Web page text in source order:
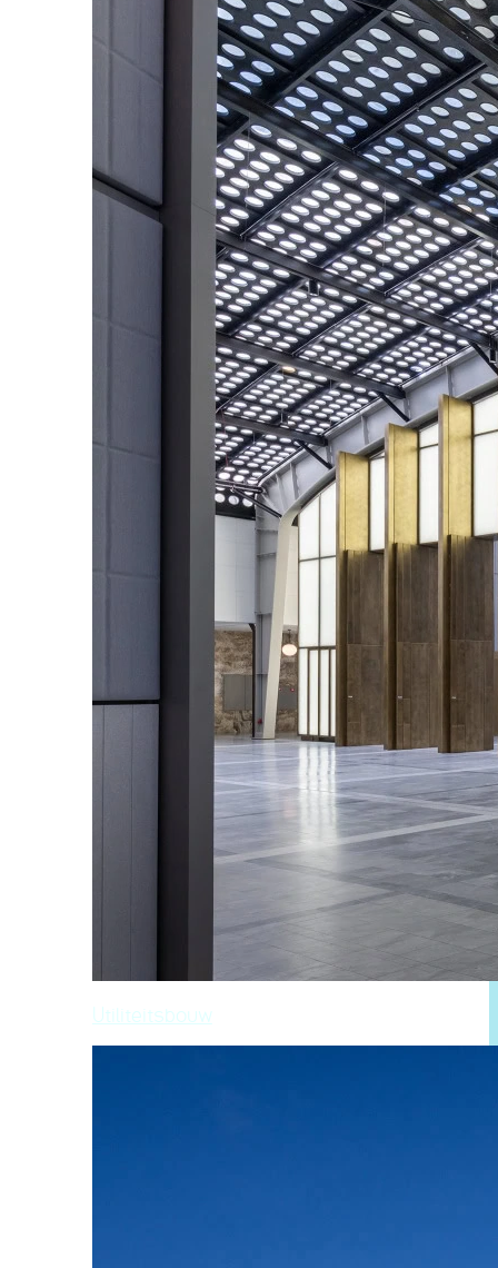
Utiliteitsbouw